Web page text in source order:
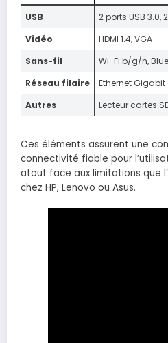
USB
2 ports USB 3.0,
Vidéo
HDMI 1.4, VGA
Sans-fil
Wi-Fi b/g/n,
Réseau filaire
Ethernet Gigabit
Autres
Lecteur cartes
Ces éléments assurent une
connectivité fiable pour
atout face aux limitations que
chez HP, Lenovo ou Asus.